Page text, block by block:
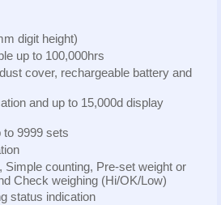
digit height)
up to100,000hrs
cover, rechargeable batteryand
and up to 15,000d display
to 9999 sets
Simple counting, Pre-set weight or
Check weighing (Hi/OK/Low)
status indication